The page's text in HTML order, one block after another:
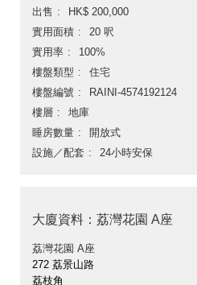
出售
HK$ 200,000
實用面積
20 呎
實用率
100%
樓盤類型
住宅
樓盤編號
RAINI-4574192124
樓層
地庫
睡房數量
開放式
設施／配套
24小時安保
大廈資料：荔灣花園 A座
荔灣花園 A座
272 荔景山路
荔枝角